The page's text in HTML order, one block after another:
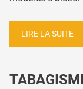
LIRE LA SUITE